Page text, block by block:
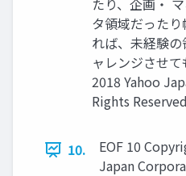
たり、企画・
タ領域だった
れば、未経験
ャレンジさせ
2018 Yahoo
Rights
10.
EOF 10
Japan